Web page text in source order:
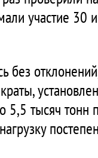
участие 30
без
5,5 тысяч